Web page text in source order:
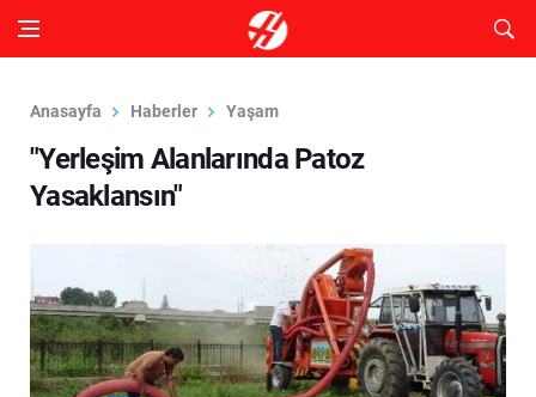
Anasayfa Haberler Yaşam
"Yerleşim Alanlarında Patoz
Yasaklansın"